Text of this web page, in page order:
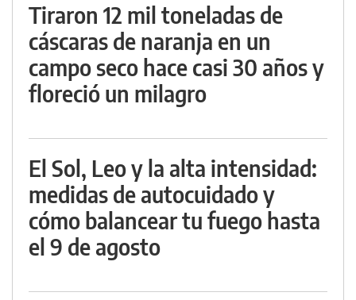
Tiraron 12 mil toneladas de
cáscaras de naranja en un
campo seco hace casi 30 años y
floreció un milagro
El Sol, Leo y la alta intensidad:
medidas de autocuidado y
cómo balancear tu fuego hasta
el 9 de agosto